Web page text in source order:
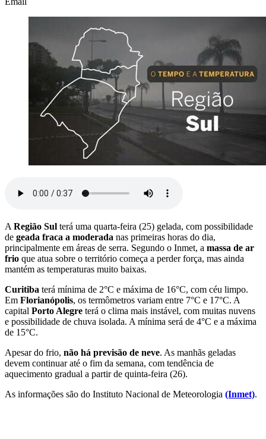
A Região Sul terá uma quarta-feira (25) gelada, com possibilidade
de geada fraca a moderada nas primeiras horas do dia,
principalmente em áreas de serra. Segundo o Inmet, a massa de ar
frio que atua sobre o território começa a perder força, mas ainda
mantém as temperaturas muito baixas.
Curitiba terá mínima de 2°C e máxima de 16°C, com céu limpo.
Em Florianópolis, os termômetros variam entre 7°C e 17°C. A
capital Porto Alegre terá o clima mais instável, com muitas nuvens
e possibilidade de chuva isolada. A mínima será de 4°C e a máxima
de 15°C.
Apesar do frio, não há previsão de neve. As manhãs geladas
devem continuar até o fim da semana, com tendência de
aquecimento gradual a partir de quinta-feira (26).
As informações são do Instituto Nacional de Meteorologia (Inmet).